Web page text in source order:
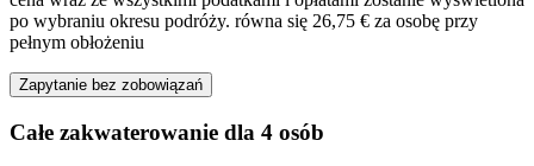
po wybraniu okresu podróży. równa się 26,75 € za osobę przy
pełnym obłożeniu
Zapytanie bez zobowiązań
Całe zakwaterowanie dla 4 osób